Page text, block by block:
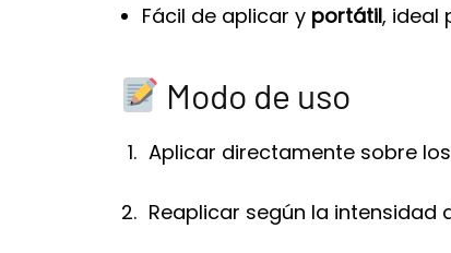
Fácil de aplicar y portátil, ideal
Modo de uso
Aplicar directamente sobre
Reaplicar según la intensidad